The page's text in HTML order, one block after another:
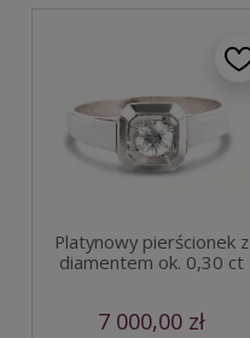
Platynowy pierścionek z
diamentem ok. 0,30 ct
7 000,00 zł